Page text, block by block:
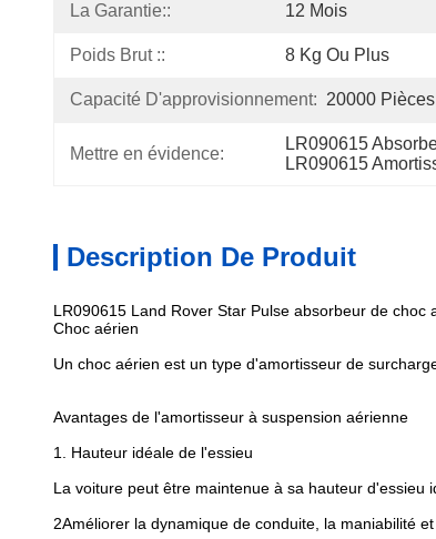
La Garantie:: 12 Mois
Poids Brut :: 8 Kg Ou Plus
Capacité D'approvisionnement: 20000
Mettre en évidence:
LR090615
LR090615
Description De Produit
LR090615 Land Rover Star Pulse absorbeur de
Choc aérien
Un choc aérien est un type d'amortisseur de
Avantages de l'amortisseur à suspension aérienne
1. Hauteur idéale de l'essieu
La voiture peut être maintenue à sa hauteur d'essieu
2Améliorer la dynamique de conduite, la maniabilité